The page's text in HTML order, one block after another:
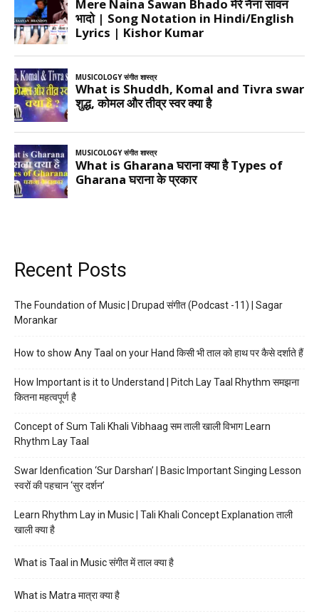
Recent Posts
The Foundation of Music | Drupad संगीत (Podcast -11) | Sagar
Morankar
How to show Any Taal on your Hand किसी भी ताल को हाथ पर कैसे दर्शाते हैं
How Important is it to Understand | Pitch Lay Taal Rhythm समझना
कितना महत्वपूर्ण है
Concept of Sum Tali Khali Vibhaag सम ताली खाली विभाग Learn
Rhythm Lay Taal
Swar Idenfication ‘Sur Darshan’ | Basic Important Singing Lesson
स्वरों की पहचान ‘सुर दर्शन’
Learn Rhythm Lay in Music | Tali Khali Concept Explanation ताली
खाली क्या है
What is Taal in Music संगीत में ताल क्या है
What is Matra मात्रा क्या है